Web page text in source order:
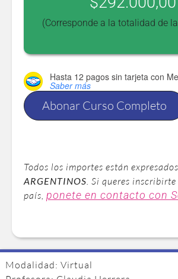
(Corresponde a la totalidad de
Hasta 12 pagos sin tarjeta con
Saber más
Abonar Curso Completo
Todos los importes están
ARGENTINOS. Si queres
país, ponete en contacto con
Modalidad: Virtual